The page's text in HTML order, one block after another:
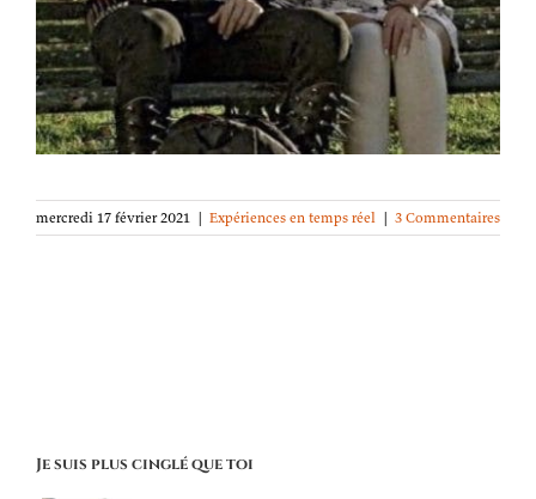
mercredi 17 février 2021 | Expériences en temps réel | 3 Commentaires
Je suis plus cinglé que toi